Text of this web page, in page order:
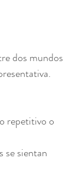
dos mundos
repetitivo o
se sientan